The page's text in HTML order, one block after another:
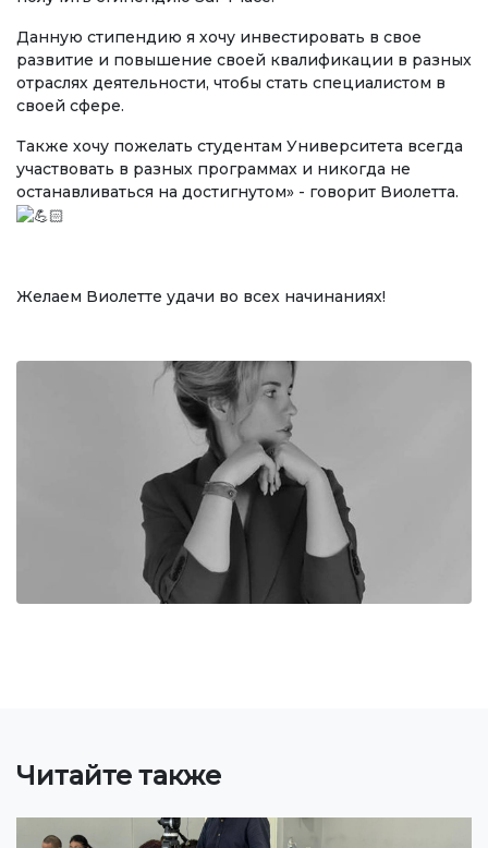
Менеджмент и управление бизнесом
Туризм
Лечебное дело
Информационные технологии
ЭЛЕКТРОННОЕ ОБРАЗОВАНИЕ
Онлайн конференции и вебинары
НАУКА
Стратегические направления
Международный научный журнал "Экономика,
управление, образование"
Международные проекты
Данную стипендию я хочу инвестировать в свое
развитие и повышение своей квалификации в разных
отраслях деятельности, чтобы стать специалистом в
своей сфере.
Также хочу пожелать студентам Университета всегда
участвовать в разных программах и никогда не
останавливаться на достигнутом» - говорит Виолетта.
Желаем Виолетте удачи во всех начинаниях!
Читайте также